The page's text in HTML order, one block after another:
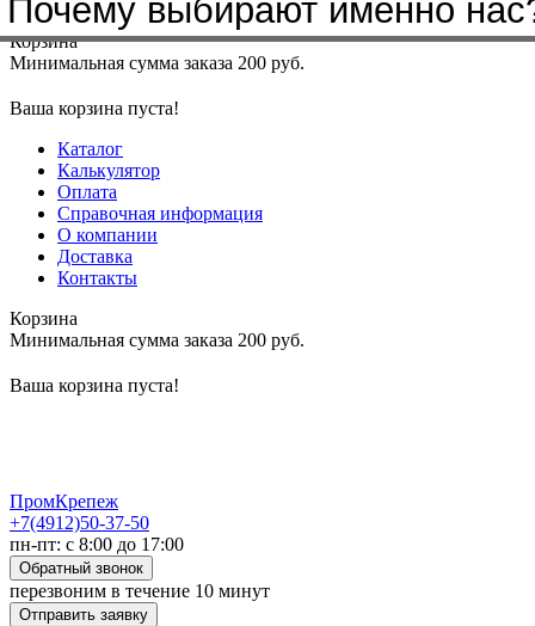
Меню+7(4912)50-37-50sbit@krep62.ru
Корзина
Минимальная сумма заказа 200 руб.
Ваша корзина пуста!
Каталог
Калькулятор
Оплата
Справочная информация
О компании
Доставка
Контакты
Корзина
Минимальная сумма заказа 200 руб.
Ваша корзина пуста!
ПромКрепеж
+7(4912)50-37-50
пн-пт: с 8:00 до 17:00
Обратный звонок
перезвоним в течение 10 минут
Отправить заявку
Почему выбирают именно